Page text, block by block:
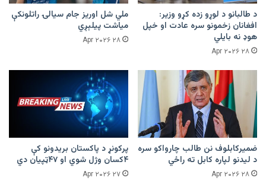
د طالبانو د لوړو زده کړو وزیر:
افغانان زخمونو سره عادت او خپل
هوډ نه بایلي
۲۸ Apr ۲۰۲۶
ملي شل اوریز جام سیالۍ راتلونکې
میاشت پیلېږي
۲۸ Apr ۲۰۲۶
ضمیرکابلوف نن طالب چارواکو سره
د لیدنو لپاره کابل ته راځي
۲۸ Apr ۲۰۲۶
پرکونړ د پاکستان بریدونو کې
۴کسان وژل شوي او ۴۷ټپیان دي
۲۷ Apr ۲۰۲۶